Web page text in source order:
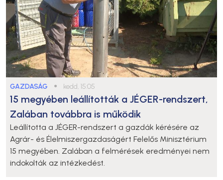
GAZDASÁG ● kedd, 15:05
15 megyében leállították a JÉGER-rendszert,
Zalában továbbra is működik
Leállította a JÉGER-rendszert a gazdák kérésére az
Agrár- és Élelmiszergazdaságért Felelős Minisztérium
15 megyében. Zalában a felmérések eredményei nem
indokolták az intézkedést.